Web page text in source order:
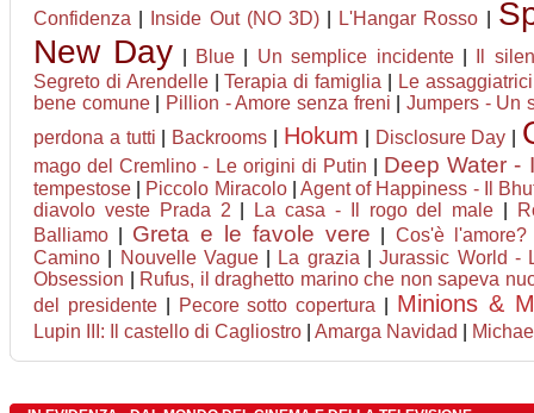
Confidenza Inside Out (NO 3D)| L'Hangar Rosso
New Day
Blue Un semplice incidente|
Il
Segreto di Arendelle|Terapia di famiglia Le assaggiatrici
bene comune| Pillion - Amore senza freni |Jumpers - Un
perdona a tutti
Backrooms Hokum Disclosure Day
mago del Cremlino - Le origini di Putin Deep Water -
tempestose Piccolo Miracolo|Agent of Happiness - Il
diavolo veste Prada 2
La casa - Il rogo del male
Balliamo
Greta e le favole vere Cos'è l'amore?
Camino
Nouvelle Vague| La grazia |Jurassic World -
Obsession
Rufus, il draghetto marino che non sapeva
del presidente| Pecore sotto copertura Minions &
Lupin III: Il castello di Cagliostro Amarga Navidad